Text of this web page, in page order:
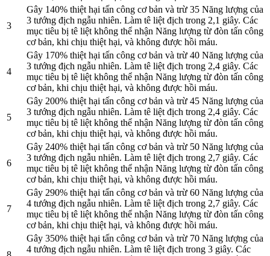
3
Gây 140% thiệt hại tấn công cơ bản và trừ 35 Năng lượng của
3 tướng địch ngẫu nhiên. Làm tê liệt địch trong 2,1 giây. Các
mục tiêu bị tê liệt không thể nhận Năng lượng từ đòn tấn công
cơ bản, khi chịu thiệt hại, và không được hồi máu.
4
Gây 170% thiệt hại tấn công cơ bản và trừ 40 Năng lượng của
3 tướng địch ngẫu nhiên. Làm tê liệt địch trong 2,4 giây. Các
mục tiêu bị tê liệt không thể nhận Năng lượng từ đòn tấn công
cơ bản, khi chịu thiệt hại, và không được hồi máu.
5
Gây 200% thiệt hại tấn công cơ bản và trừ 45 Năng lượng của
3 tướng địch ngẫu nhiên. Làm tê liệt địch trong 2,4 giây. Các
mục tiêu bị tê liệt không thể nhận Năng lượng từ đòn tấn công
cơ bản, khi chịu thiệt hại, và không được hồi máu.
6
Gây 240% thiệt hại tấn công cơ bản và trừ 50 Năng lượng của
3 tướng địch ngẫu nhiên. Làm tê liệt địch trong 2,7 giây. Các
mục tiêu bị tê liệt không thể nhận Năng lượng từ đòn tấn công
cơ bản, khi chịu thiệt hại, và không được hồi máu.
7
Gây 290% thiệt hại tấn công cơ bản và trừ 60 Năng lượng của
4 tướng địch ngẫu nhiên. Làm tê liệt địch trong 2,7 giây. Các
mục tiêu bị tê liệt không thể nhận Năng lượng từ đòn tấn công
cơ bản, khi chịu thiệt hại, và không được hồi máu.
Gây 350% thiệt hại tấn công cơ bản và trừ 70 Năng lượng của
4 tướng địch ngẫu nhiên. Làm tê liệt địch trong 3 giây. Các